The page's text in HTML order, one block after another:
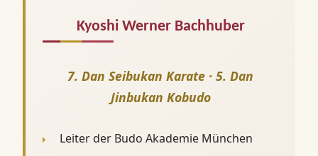
Kyoshi Werner Bachhuber
7. Dan Seibukan Karate · 5. Dan
Jinbukan Kobudo
Leiter der Budo Akademie München